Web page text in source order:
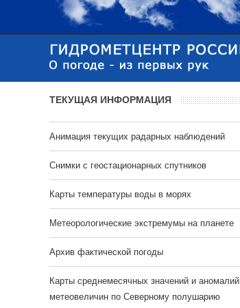
ТЕКУЩАЯ ИНФОРМАЦИЯ
Анимация текущих радарных наблюдений
Cнимки с геостационарных спутников
Карты температуры воды в морях
Метеорологические экстремумы на планете
Архив фактической погоды
Карты среднемесячных значений и аномалий
метеовеличин по Северному полушарию